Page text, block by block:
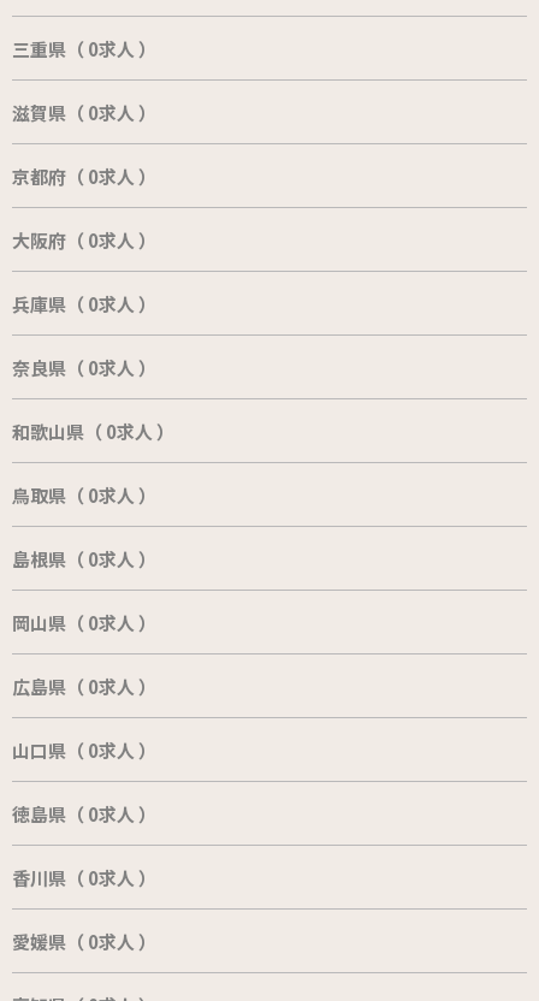
三重県（ 0求人 ）
滋賀県（ 0求人 ）
京都府（ 0求人 ）
大阪府（ 0求人 ）
兵庫県（ 0求人 ）
奈良県（ 0求人 ）
和歌山県（ 0求人 ）
鳥取県（ 0求人 ）
島根県（ 0求人 ）
岡山県（ 0求人 ）
広島県（ 0求人 ）
山口県（ 0求人 ）
徳島県（ 0求人 ）
香川県（ 0求人 ）
愛媛県（ 0求人 ）